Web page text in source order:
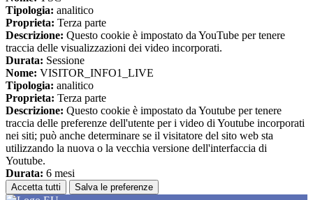
Tipologia: analitico
Proprieta: Terza parte
Descrizione: Questo cookie è impostato da YouTube per tenere
traccia delle visualizzazioni dei video incorporati.
Durata: Sessione
Nome: VISITOR_INFO1_LIVE
Tipologia: analitico
Proprieta: Terza parte
Descrizione: Questo cookie è impostato da Youtube per tenere
traccia delle preferenze dell'utente per i video di Youtube incorporati
nei siti; può anche determinare se il visitatore del sito web sta
utilizzando la nuova o la vecchia versione dell'interfaccia di
Youtube.
Durata: 6 mesi
Accetta tutti Salva le preferenze